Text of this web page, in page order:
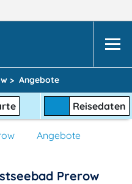
> Angebote
Reisedaten
Angebote
Prerow